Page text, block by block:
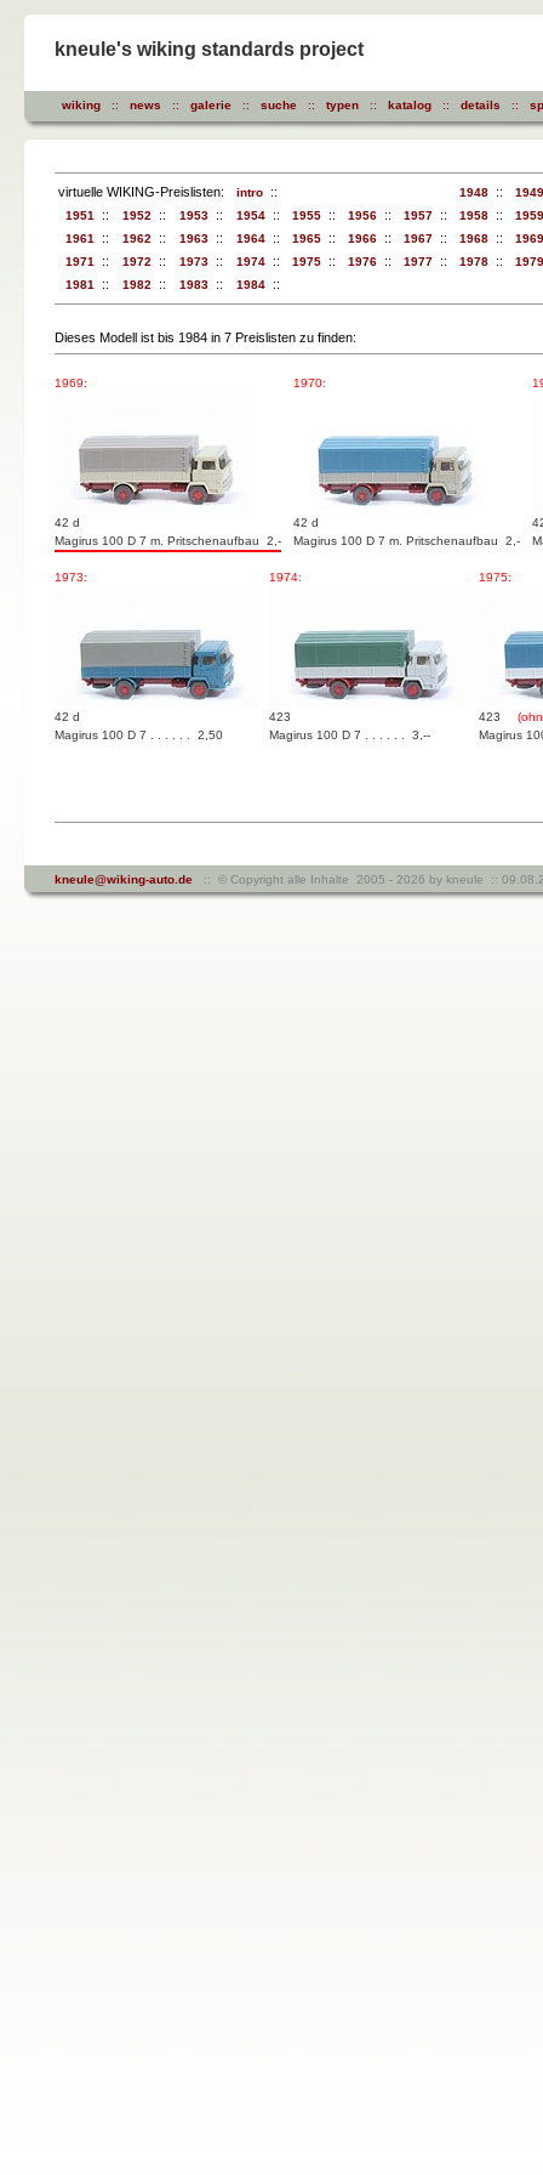
kneule's wiking standards project
wiking :: news :: galerie :: suche :: typen :: katalog :: details ::
virtuelle WIKING-Preislisten: intro :: 1948 ::
1951 :: 1952 :: 1953 :: 1954 :: 1955 :: 1956 :: 1957 :: 1958 ::
1961 :: 1962 :: 1963 :: 1964 :: 1965 :: 1966 :: 1967 :: 1968 ::
1971 :: 1972 :: 1973 :: 1974 :: 1975 :: 1976 :: 1977 :: 1978 ::
1981 :: 1982 :: 1983 :: 1984 ::
Dieses Modell ist bis 1984 in 7 Preislisten zu finden:
1969:
42 d
Magirus 100 D 7 m. Pritschenaufbau 2,-
1970:
42 d
Magirus 100 D 7 m. Pritschenaufbau 2,-
1973:
42 d
Magirus 100 D 7 . . . . . . 2,50
1974:
423
Magirus 100 D 7 . . . . . . 3,--
1975:
423
Magirus
kneule@wiking-auto.de :: © Copyright alle Inhalte 2005 - 2026 by kneule ::